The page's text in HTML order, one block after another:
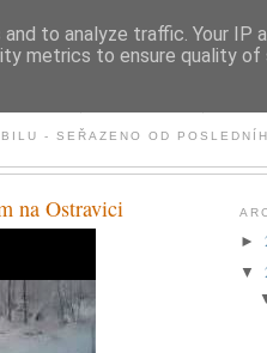
- SEŘAZENO OD
na Ostravici
►
▼
to analyze traffic. Your IP
metrics to ensure quality of